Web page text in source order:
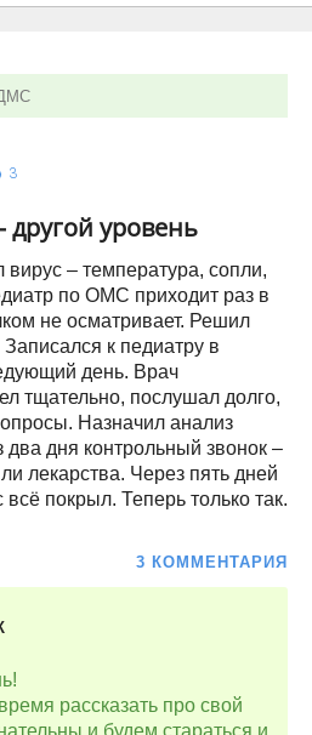
3
уровень
– температура, сопли,
по ОМС приходит раз в
не осматривает. Решил
к педиатру в
день. Врач
тщательно, послушал долго,
Назначил анализ
два дня контрольный звонок –
лекарства. Через пять дней
покрыл. Теперь только так.
3 КОММЕНТАРИЯ
рассказать про свой
и будем стараться и